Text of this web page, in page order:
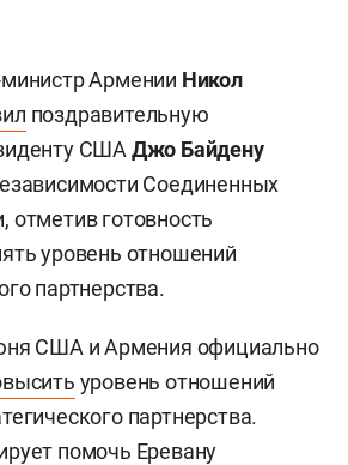
Армении Никол
поздравительную
США Джо Байдену
Соединенных
готовность
уровень отношений
партнерства.
США и Армения официально
уровень отношений
партнерства.
помочь Еревану